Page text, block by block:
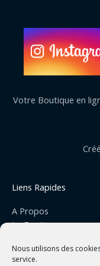
Nous utilisons des
service.
Votre Boutique en
Liens Rapides
A Propos
La Boutique
Mon Compte